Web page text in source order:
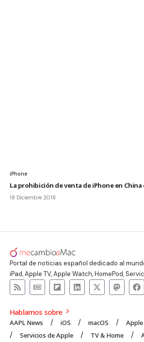
iPhone
La prohibición de venta de iPhone en
18 Diciembre 2018
Portal de noticias español dedicado al
iPad, Apple TV, Apple Watch, HomePod,
Hablamos sobre
AAPL News iOS macOS
Servicios de Apple
TV & Home